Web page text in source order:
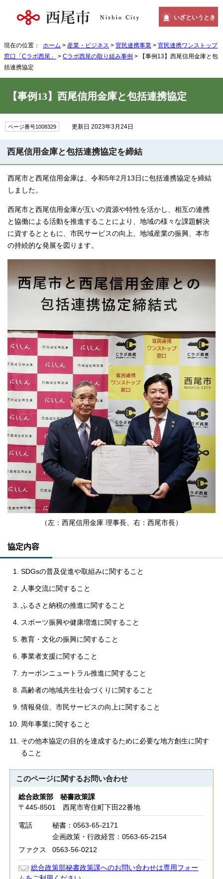
いざというとき
現在の位置： ホーム > 産業・ビジネス > 官民連携事業 > 官民連携ワンストップ
窓口「Cラボ西尾」
> Cラボ西尾の取り組み事例 > 【事例13】西尾信用金庫と包
括連携協定
【事例13】西尾信用金庫と包括連携協定
ページ番号1008329 更新日 2023年3月24日
西尾信用金庫と包括連携協定を締結
西尾市と西尾信用金庫は、令和5年2月13日に包括連携協定を締結
しました。
西尾市と西尾信用金庫が互いの資源や特性を活かし、相互の連携
と協働による活動を推進することにより、地域の様々な課題解決
に資するとともに、市民サービスの向上、地域産業の振興、本市
の持続的な発展を図ります。
（左：西尾信用金庫 理事長、右：西尾市長）
協定内容
SDGsの普及促進や取組みに関すること
人事交流に関すること
ふるさと納税の推進に関すること
スポーツ振興や健康増進に関すること
教育・文化の振興に関すること
事業者支援に関すること
カーボンニュートラル推進に関すること
高齢者の地域共生社会づくりに関すること
情報発信、市民サービスの向上に関すること
周年事業に関すること
その他本協定の目的を達成するために必要な地方創生に関す
ること
このページに関するお問い合わせ
総合政策部 秘書政策課
〒445-8501 西尾市寄住町下田22番地
電話
秘書：0563-65-2171
企画政策・行政経営：0563-65-2154
ファクス
0563-56-0212
総合政策部秘書政策課へのお問い合わせは専用フォー